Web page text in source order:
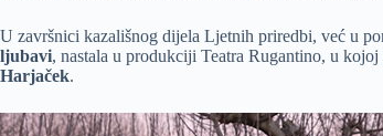
U završnici kazališnog dijela Ljetnih priredbi, već u
ljubavi, nastala u produkciji Teatra Rugantino, u kojoj
Harjaček.